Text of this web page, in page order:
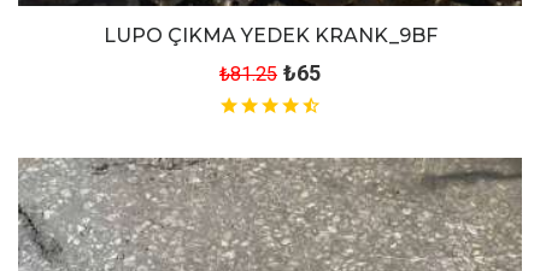
LUPO ÇIKMA YEDEK KRANK_9BF
₺81.25 ₺65